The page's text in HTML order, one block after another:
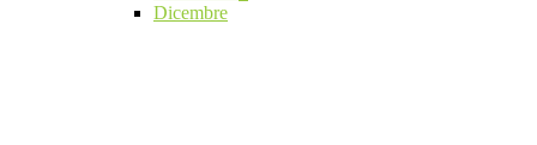
Dicembre